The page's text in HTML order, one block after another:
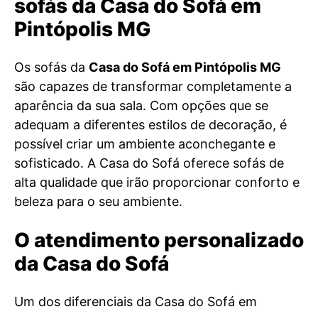
sofás da Casa do Sofá em
Pintópolis MG
Os sofás da Casa do Sofá em Pintópolis MG
são capazes de transformar completamente a
aparência da sua sala. Com opções que se
adequam a diferentes estilos de decoração, é
possível criar um ambiente aconchegante e
sofisticado. A Casa do Sofá oferece sofás de
alta qualidade que irão proporcionar conforto e
beleza para o seu ambiente.
O atendimento personalizado
da Casa do Sofá
Um dos diferenciais da Casa do Sofá em